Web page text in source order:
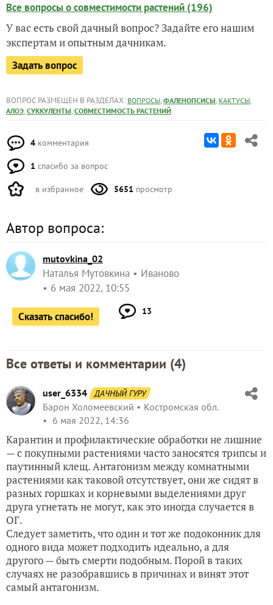
Все вопросы о совместимости растений (196)
У вас есть свой дачный вопрос? Задайте его нашим
экспертам и опытным дачникам.
Задать вопрос
ВОПРОС РАЗМЕЩЕН В РАЗДЕЛАХ: ВОПРОСЫ, ФАЛЕНОПСИСЫ, КАКТУСЫ,
АЛОЭ, СУККУЛЕНТЫ, СОВМЕСТИМОСТЬ РАСТЕНИЙ
4 комментария
1 спасибо за вопрос
в избранное 5651 просмотр
Автор вопроса:
mutovkina_02
Наталья Мутовкина
Иваново
6 мая 2022, 10:55
Сказать спасибо! 13
Все ответы и комментарии (4)
user_6334 ДАЧНЫЙ ГУРУ
Барон Холомеевский
Костромская обл.
6 мая 2022, 14:36
Карантин и профилактические обработки не лишние
— с покупными растениями часто заносятся трипсы и
паутинный клещ. Антагонизм между комнатными
растениями как таковой отсутствует, они же сидят в
разных горшках и корневыми выделениями друг
друга угнетать не могут, как это иногда случается в
ОГ.
Следует заметить, что один и тот же подоконник для
одного вида может подходить идеально, а для
другого — быть смерти подобным. Порой в таких
случаях не разобравшись в причинах и винят этот
самый антагонизм.